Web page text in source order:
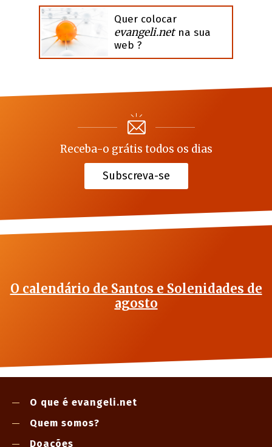
Quer colocar
evangeli.netna sua
web ?
Receba-o grátis todos os dias
Subscreva-se
O calendário de Santos e Solenidades de
agosto
O que é evangeli.net
Quem somos?
Doações